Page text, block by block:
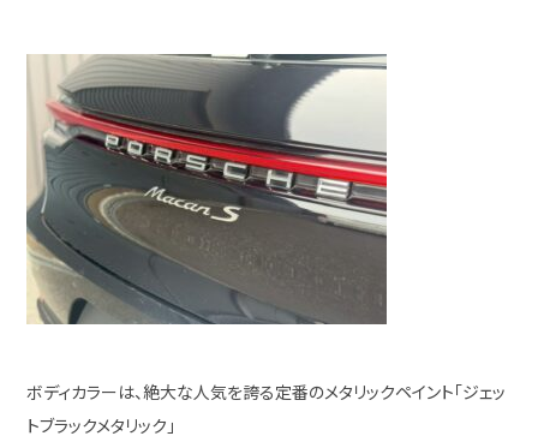
ボディカラーは、絶大な人気を誇る定番のメタリックペイント「ジェッ
トブラックメタリック」